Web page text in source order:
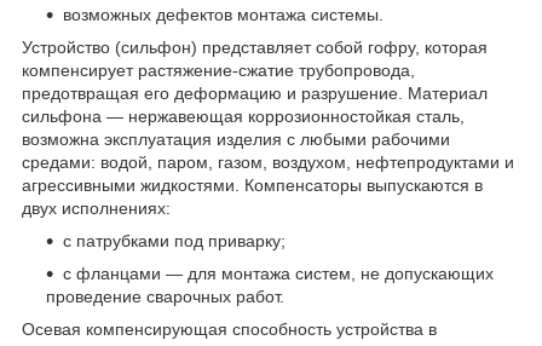
возможных дефектов монтажа системы.
Устройство (сильфон) представляет собой гофру, которая
компенсирует растяжение-сжатие трубопровода,
предотвращая его деформацию и разрушение. Материал
сильфона — нержавеющая коррозионностойкая сталь,
возможна эксплуатация изделия с любыми рабочими
средами: водой, паром, газом, воздухом, нефтепродуктами и
агрессивными жидкостями. Компенсаторы выпускаются в
двух исполнениях:
с патрубками под приварку;
с фланцами — для монтажа систем, не допускающих
проведение сварочных работ.
Осевая компенсирующая способность устройства в